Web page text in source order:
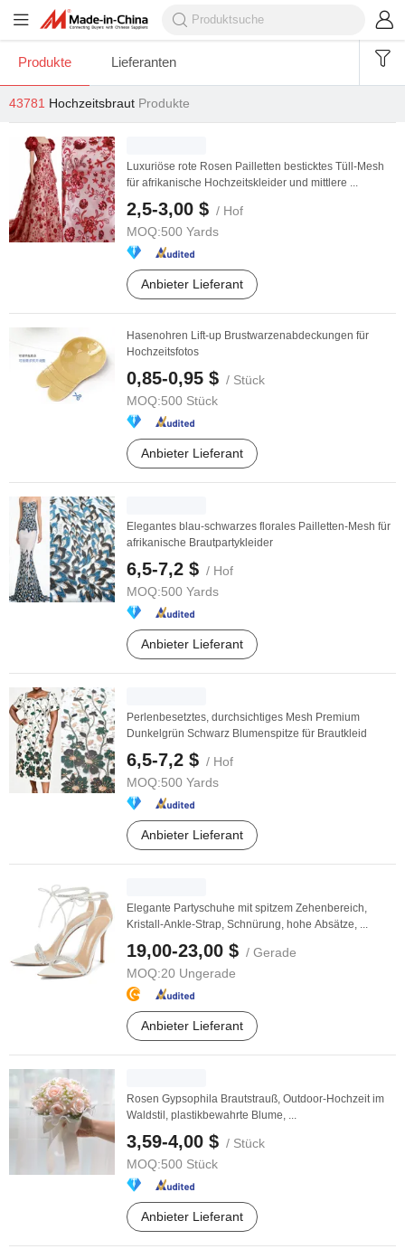
Produkte Lieferanten
43781 Hochzeitsbraut Produkte
Luxuriöse rote Rosen Pailletten besticktes Tüll-Mesh
für afrikanische Hochzeitskleider und mittlere ...
2,5-3,00 $ / Hof
MOQ:500 Yards
Anbieter Lieferant
Hasenohren Lift-up Brustwarzenabdeckungen für
Hochzeitsfotos
0,85-0,95 $ / Stück
MOQ:500 Stück
Anbieter Lieferant
Elegantes blau-schwarzes florales Pailletten-Mesh für
afrikanische Brautpartykleider
6,5-7,2 $ / Hof
MOQ:500 Yards
Anbieter Lieferant
Perlenbesetztes, durchsichtiges Mesh Premium
Dunkelgrün Schwarz Blumenspitze für Brautkleid
6,5-7,2 $ / Hof
MOQ:500 Yards
Anbieter Lieferant
Elegante Partyschuhe mit spitzem Zehenbereich,
Kristall-Ankle-Strap, Schnürung, hohe Absätze, ...
19,00-23,00 $ / Gerade
MOQ:20 Ungerade
Anbieter Lieferant
Rosen Gypsophila Brautstrauß, Outdoor-Hochzeit im
Waldstil, plastikbewahrte Blume, ...
3,59-4,00 $ / Stück
MOQ:500 Stück
Anbieter Lieferant